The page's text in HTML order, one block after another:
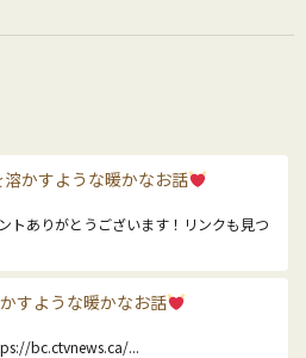
かすような暖かなお話
トありがとうございます！リンクも見つ
すような暖かなお話
bc.ctvnews.ca/...